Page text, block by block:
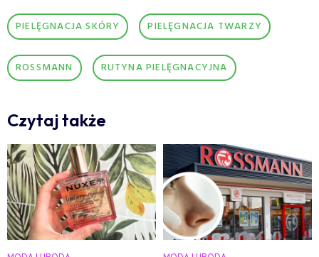
PIELĘGNACJA SKÓRY PIELĘGNACJA TWARZY
ROSSMANN RUTYNA PIELĘGNACYJNA
Czytaj także